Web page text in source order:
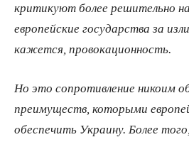
критикуют более решительно
европейские государства за
кажется, провокационность.
Но это сопротивление никоим
преимуществ, которыми
обеспечить Украину. Более